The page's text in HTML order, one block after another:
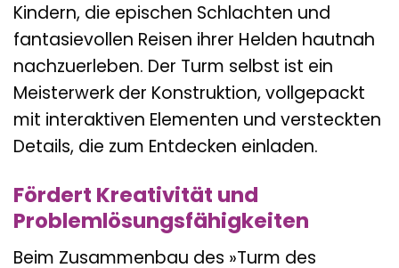
Kindern, die epischen Schlachten und
fantasievollen Reisen ihrer Helden hautnah
nachzuerleben. Der Turm selbst ist ein
Meisterwerk der Konstruktion, vollgepackt
mit interaktiven Elementen und versteckten
Details, die zum Entdecken einladen.
Fördert Kreativität und
Problemlösungsfähigkeiten
Beim Zusammenbau des »Turm des